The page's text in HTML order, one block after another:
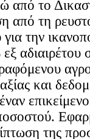
από το
από τη
για την
αδιαιρέτου
και
της